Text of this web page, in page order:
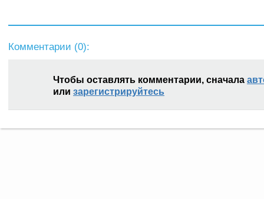
Комментарии (0):
Чтобы оставлять комментарии, сначала
или зарегистрируйтесь